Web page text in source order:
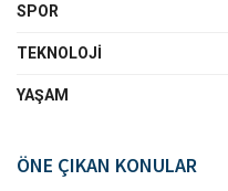
SPOR
TEKNOLOJI
YAŞAM
ÖNE ÇIKAN KONULAR